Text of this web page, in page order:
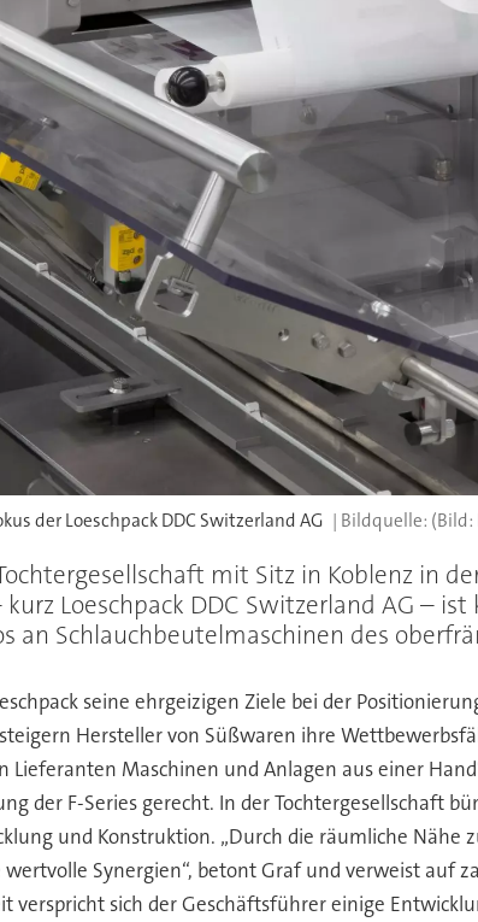
der Loeschpack DDC Switzerland AG (Bild:
mit Sitz in Koblenz in
Loeschpack DDC Switzerland AG –
Schlauchbeutelmaschinen des
seine ehrgeizigen Ziele bei der
Hersteller von Süßwaren ihre
Maschinen und Anlagen aus einer
der F-Series gerecht. In der Tochtergesellschaft
und Konstruktion. „Durch die räumliche Nähe
Synergien“, betont Graf und verweist auf
verspricht sich der Geschäftsführer einige